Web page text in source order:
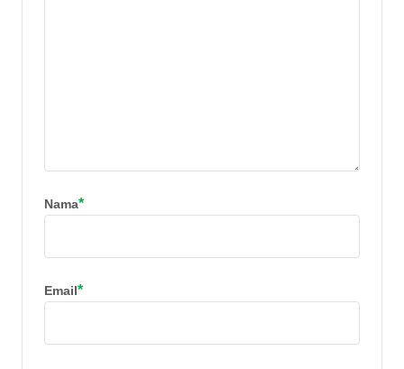
Nama*
Email*